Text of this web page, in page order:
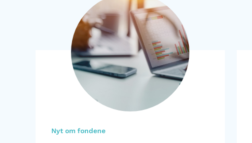
Nyt om fondene